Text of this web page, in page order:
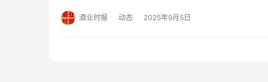
司原…酒业时报 动态 2025年9月5日